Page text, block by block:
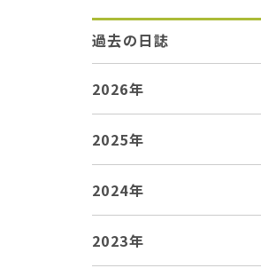
過去の日誌
2026年
2025年
2024年
2023年